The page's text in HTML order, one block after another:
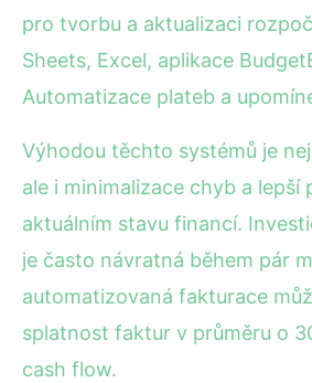
pro tvorbu a aktualizaci
Sheets, Excel, aplikace
Automatizace plateb a
Výhodou těchto systémů je
ale i minimalizace chyb a lepší
aktuálním stavu financí.
je často návratná během pár
automatizovaná fakturace
splatnost faktur v průměru o
cash flow.